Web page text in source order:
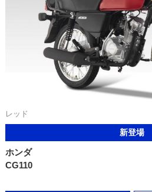
レッド
新登場
ホンダ
CG110